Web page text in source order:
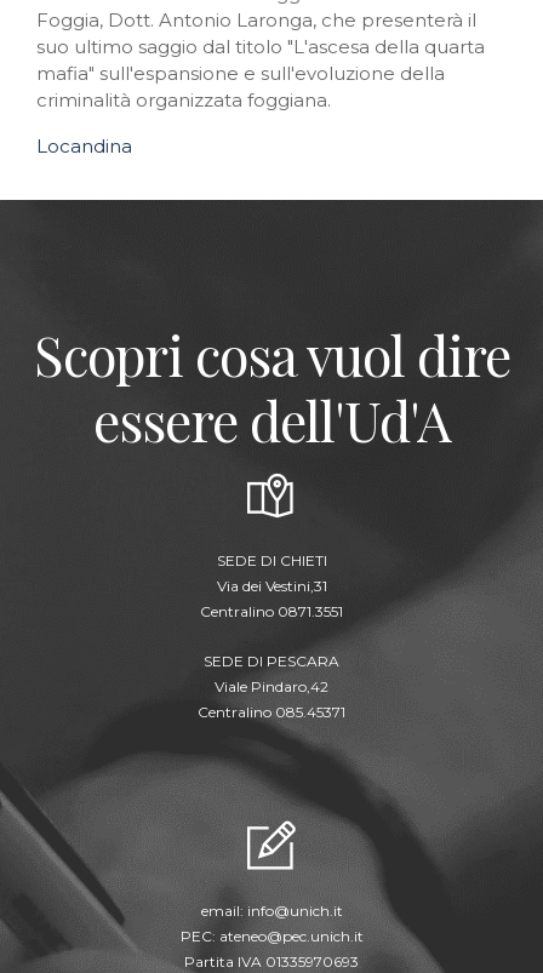
Foggia, Dott. Antonio Laronga, che presenterà il
suo ultimo saggio dal titolo "L'ascesa della quarta
mafia" sull'espansione e sull'evoluzione della
criminalità organizzata foggiana.
Locandina
Scopri cosa vuol dire
essere dell'Ud'A
SEDE DI CHIETI
Via dei Vestini,31
Centralino 0871.3551
SEDE DI PESCARA
Viale Pindaro,42
Centralino 085.45371
email: info@unich.it
PEC: ateneo@pec.unich.it
Partita IVA 01335970693